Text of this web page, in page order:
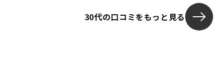
30代の口コミをもっと見る